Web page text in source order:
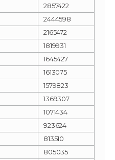
2857422
2444598
2165472
1819931
1645427
1613075
1579823
1369307
1071434
923624
813510
805035